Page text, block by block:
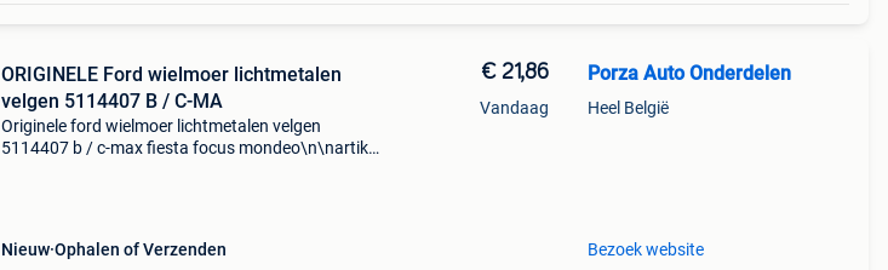
ORIGINELE Ford wielmoer lichtmetalen
velgen 5114407 B / C-MA
Originele ford wielmoer lichtmetalen velgen
5114407 b / c-max fiesta focus mondeo\n\nartikel
Nieuw Ophalen of Verzenden
€ 21,86
Vandaag
Porza Auto Onderdelen
Heel België
Bezoek website